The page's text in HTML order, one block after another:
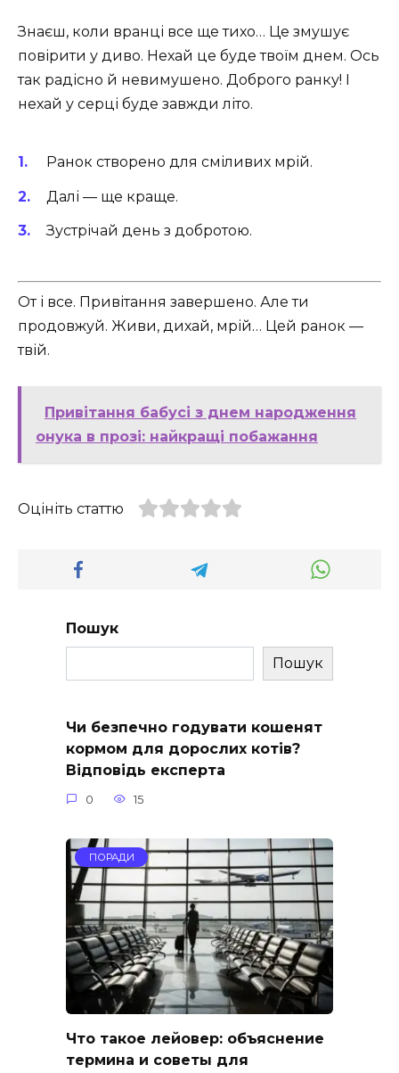
Знаєш, коли вранці все ще тихо… Це змушує
повірити у диво. Нехай це буде твоїм днем. Ось
так радісно й невимушено. Доброго ранку! І
нехай у серці буде завжди літо.
Ранок створено для сміливих мрій.
Далі — ще краще.
Зустрічай день з добротою.
От і все. Привітання завершено. Але ти
продовжуй. Живи, дихай, мрій… Цей ранок —
твій.
Привітання бабусі з днем народження
онука в прозі: найкращі побажання
Оцініть статтю
Пошук
Пошук
Чи безпечно годувати кошенят
кормом для дорослих котів?
Відповідь експерта
0 15
ПОРАДИ
Что такое лейовер: объяснение
термина и советы для